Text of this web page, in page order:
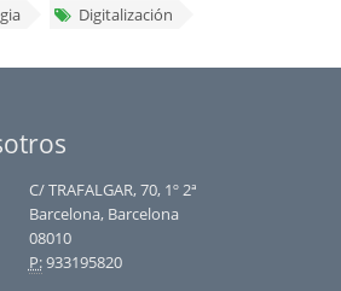
Digitalización
C/ TRAFALGAR, 70, 1º 2ª
Barcelona, Barcelona
08010
P:933195820